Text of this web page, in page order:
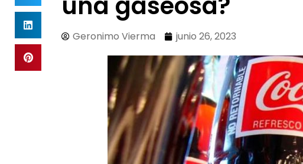
Geronimo Vierma junio 26, 2023